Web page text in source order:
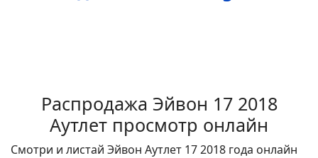
Распродажа Эйвон 17 2018
Аутлет просмотр онлайн
Смотри и листай Эйвон Аутлет 17 2018 года онлайн